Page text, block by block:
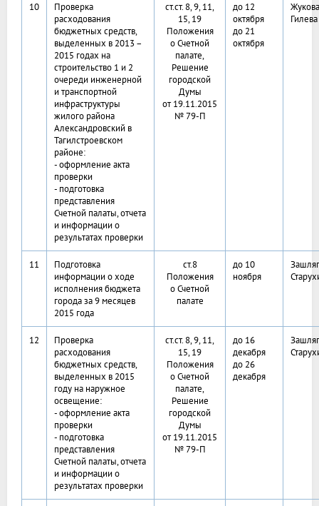
10
Проверка
расходования
бюджетных средств,
выделенных в 2013 –
2015 годах на
строительство 1 и 2
очереди инженерной
и транспортной
инфраструктуры
жилого района
Александровский в
Тагилстроевском
районе:
- оформление акта
проверки
- подготовка
представления
Счетной палаты, отчета
и информации о
результатах проверки
ст.ст. 8, 9, 11,
15, 19
Положения
о Счетной
палате,
Решение
городской
Думы
от 19.11.2015
№ 79-П
до 12
октября
до 21
октября
11
Подготовка
информации о ходе
исполнения бюджета
города за 9 месяцев
2015 года
ст.8
Положения
о Счетной
палате
до 10
ноября
12
Проверка
расходования
бюджетных средств,
выделенных в 2015
году на наружное
освещение:
- оформление акта
проверки
- подготовка
представления
Счетной палаты, отчета
и информации о
результатах проверки
ст.ст. 8, 9, 11,
15, 19
Положения
о Счетной
палате,
Решение
городской
Думы
от 19.11.2015
№ 79-П
до 16
декабря
до 26
декабря